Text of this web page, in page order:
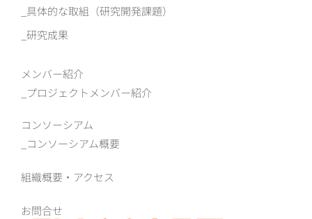
具体的な取組（研究開発課題）
研究成果
メンバー紹介
プロジェクトメンバー紹介
コンソーシアム
コンソーシアム概要
組織概要‧アクセス
お問合せ